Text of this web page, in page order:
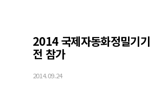
2014 국제자동화정밀기기
전 참가
2014.09.24